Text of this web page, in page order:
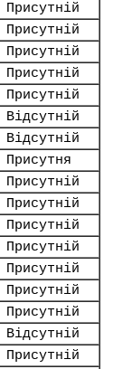
Присутній
Присутній
Присутній
Присутній
Присутній
Відсутній
Відсутній
Присутня
Присутній
Присутній
Присутній
Присутній
Присутній
Присутній
Присутній
Відсутній
Присутній